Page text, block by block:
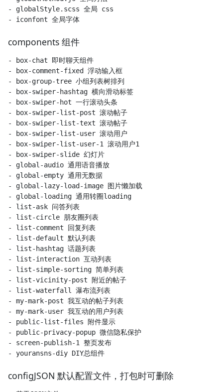
- globalStyle.scss 全局 css
components 组件
- box-chat 即时聊天组件
- box-comment-fixed 浮动输入框
- box-group-tree 小组列表树排列
- box-swiper-hashtag 横向滑动标签
- box-swiper-hot 一行滚动头条
- box-swiper-list-post 滚动帖子
- box-swiper-list-text 滚动帖子
- box-swiper-list-user 滚动用户
- box-swiper-list-user-1 滚动用户1
- box-swiper-slide 幻灯片
- global-audio 通用语音播放
- global-empty 通用无数据
- global-lazy-load-image 图片懒加载
- global-loading 通用转圈loading
- list-ask 问答列表
- list-circle 朋友圈列表
- list-comment 回复列表
- list-default 默认列表
- list-hashtag 话题列表
- list-interaction 互动列表
- list-simple-sorting 简单列表
- list-vicinity-post 附近的帖子
- list-waterfall 瀑布流列表
- my-mark-post 我互动的帖子列表
- my-mark-user 我互动的用户列表
- public-list-files 附件显示
- public-privacy-popup 微信隐私保护
- screen-publish-1 整页发布
configJSON 默认配置文件，打包时可删除